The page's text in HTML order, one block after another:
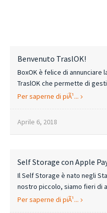
Benvenuto TraslOK!
BoxOK è felice di annunciare
TraslOK che permette di
Per saperne di piÃ¹...
Aprile 6, 2018
Self Storage con Apple
Il Self Storage è nato negli
nostro piccolo, siamo fieri di
Per saperne di piÃ¹...